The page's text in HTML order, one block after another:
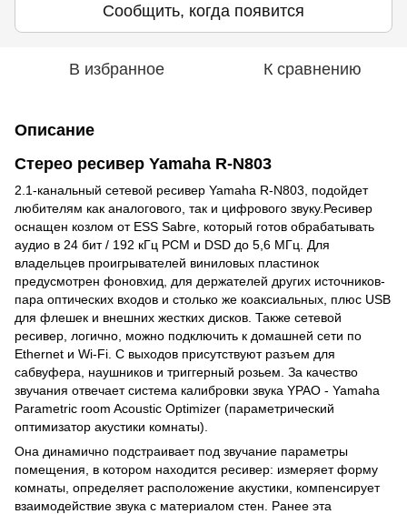
Сообщить, когда появится
В избранное К сравнению
Описание
Стерео ресивер Yamaha R-N803
2.1-канальный сетевой ресивер Yamaha R-N803, подойдет
любителям как аналогового, так и цифрового звуку.Ресивер
оснащен козлом от ESS Sabre, который готов обрабатывать
аудио в 24 бит / 192 кГц PCM и DSD до 5,6 МГц. Для
владельцев проигрывателей виниловых пластинок
предусмотрен фоновхид, для держателей других источников-
пара оптических входов и столько же коаксиальных, плюс USB
для флешек и внешних жестких дисков. Также сетевой
ресивер, логично, можно подключить к домашней сети по
Ethernet и Wi-Fi. С выходов присутствуют разъем для
сабвуфера, наушников и триггерный розьем. За качество
звучания отвечает система калибровки звука YPAO - Yamaha
Parametric room Acoustic Optimizer (параметрический
оптимизатор акустики комнаты).
Она динамично подстраивает под звучание параметры
помещения, в котором находится ресивер: измеряет форму
комнаты, определяет расположение акустики, компенсирует
взаимодействие звука с материалом стен. Ранее эта